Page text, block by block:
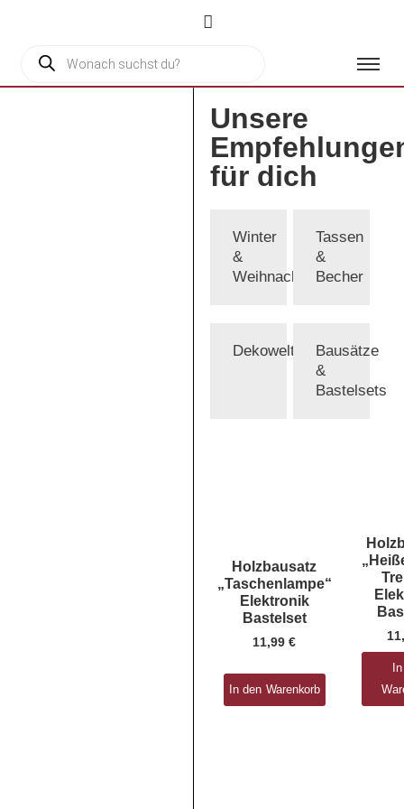
Unsere
für dich
Winter
&
Weihnachten
Tassen
&
Becher
Dekowelten
Bausätze
&
Bastelsets
Holzbausatz
„Taschenlampe“
Elektronik
Bastelset
11,99€
In den Warenkorb